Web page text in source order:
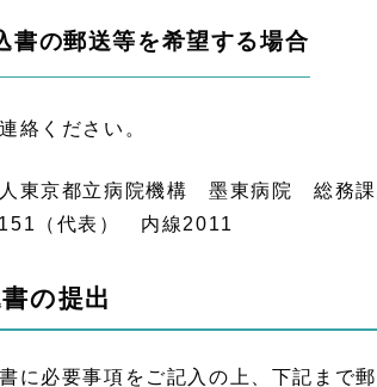
書の郵送等を希望する場合
絡ください。
東京都立病院機構 墨東病院 総務課
（代表） 内線2011
の提出
に必要事項をご記入の上、下記まで